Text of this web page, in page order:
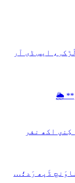
مَنٛز ڈبِیو ۱۰ وۄہر لٔڑکہِ، ایس ڈی آر
🌦️
اکھ نفر
ڈَپھ رَد؛…